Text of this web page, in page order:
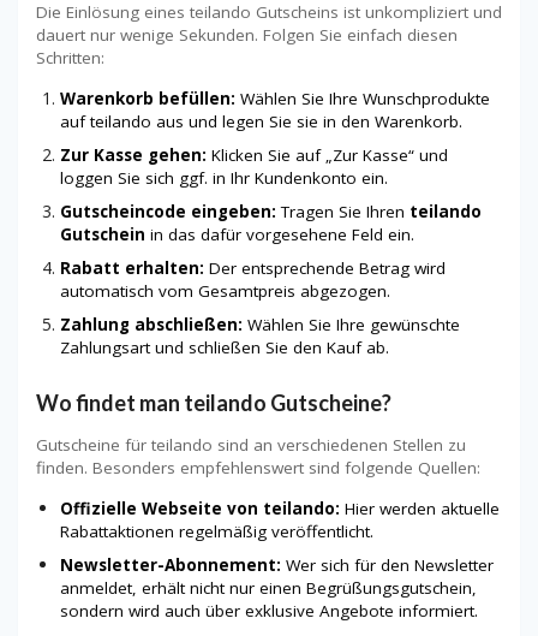
Die Einlösung eines teilando Gutscheins ist unkompliziert und
dauert nur wenige Sekunden. Folgen Sie einfach diesen
Schritten:
Warenkorb befüllen: Wählen Sie Ihre Wunschprodukte
auf teilando aus und legen Sie sie in den Warenkorb.
Zur Kasse gehen: Klicken Sie auf „Zur Kasse“ und
loggen Sie sich ggf. in Ihr Kundenkonto ein.
Gutscheincode eingeben: Tragen Sie Ihren teilando
Gutschein in das dafür vorgesehene Feld ein.
Rabatt erhalten: Der entsprechende Betrag wird
automatisch vom Gesamtpreis abgezogen.
Zahlung abschließen: Wählen Sie Ihre gewünschte
Zahlungsart und schließen Sie den Kauf ab.
Wo findet man teilando Gutscheine?
Gutscheine für teilando sind an verschiedenen Stellen zu
finden. Besonders empfehlenswert sind folgende Quellen:
Offizielle Webseite von teilando: Hier werden aktuelle
Rabattaktionen regelmäßig veröffentlicht.
Newsletter-Abonnement: Wer sich für den Newsletter
anmeldet, erhält nicht nur einen Begrüßungsgutschein,
sondern wird auch über exklusive Angebote informiert.